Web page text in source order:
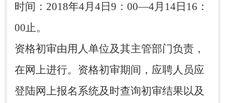
时间：2018年4月4日9：00—4月14日16：
00止。
资格初审由用人单位及其主管部门负责，
在网上进行。资格初审期间，应聘人员应
登陆网上报名系统及时查询初审结果以及